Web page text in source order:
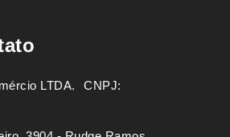
LTDA. ㅤㅤㅤ CNPJ: